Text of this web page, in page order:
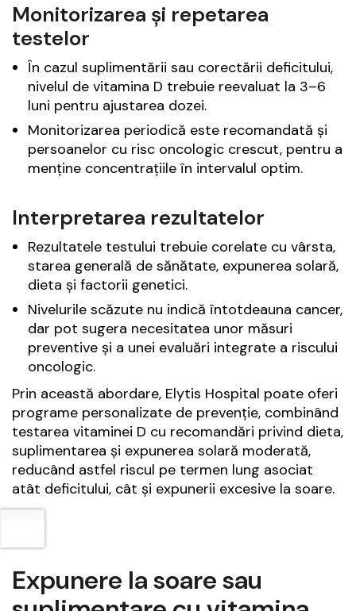
Monitorizarea și repetarea
testelor
În cazul suplimentării sau corectării deficitului,
nivelul de vitamina D trebuie reevaluat la 3–6
luni pentru ajustarea dozei.
Monitorizarea periodică este recomandată și
persoanelor cu risc oncologic crescut, pentru a
menține concentrațiile în intervalul optim.
Interpretarea rezultatelor
Rezultatele testului trebuie corelate cu vârsta,
starea generală de sănătate, expunerea solară,
dieta și factorii genetici.
Nivelurile scăzute nu indică întotdeauna cancer,
dar pot sugera necesitatea unor măsuri
preventive și a unei evaluări integrate a riscului
oncologic.
Prin această abordare, Elytis Hospital poate oferi
programe personalizate de prevenție, combinând
testarea vitaminei D cu recomandări privind dieta,
suplimentarea și expunerea solară moderată,
reducând astfel riscul pe termen lung asociat
atât deficitului, cât și expunerii excesive la soare.
Expunere la soare sau